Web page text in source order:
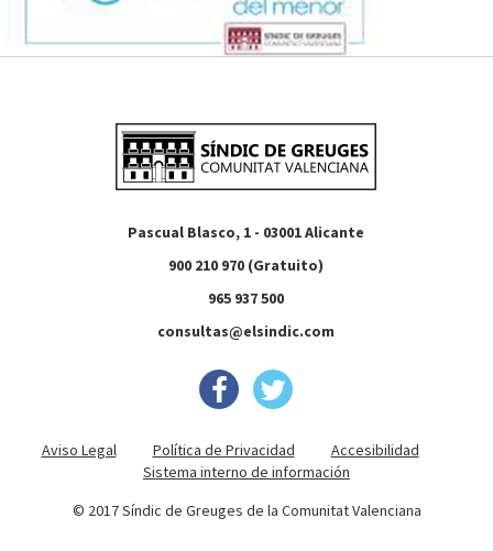
Pascual Blasco, 1 - 03001 Alicante
900 210 970 (Gratuito)
965 937 500
consultas@elsindic.com
Aviso Legal Política de Privacidad
Accesibilidad
Sistema interno de información
© 2017 Síndic de Greuges de la Comunitat Valenciana